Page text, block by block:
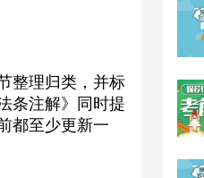
整理归类，并标
条注解》同时提
都至少更新一